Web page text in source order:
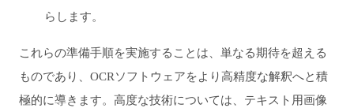
らします。
これらの準備手順を実施することは、単なる期待を超える
ものであり、OCRソフトウェアをより高精度な解釈へと積
極的に導きます。高度な技術については、テキスト用画像